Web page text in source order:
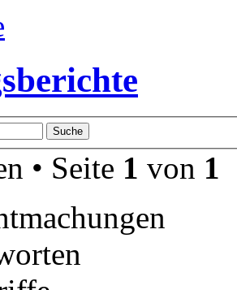
• Seite 1 von 1